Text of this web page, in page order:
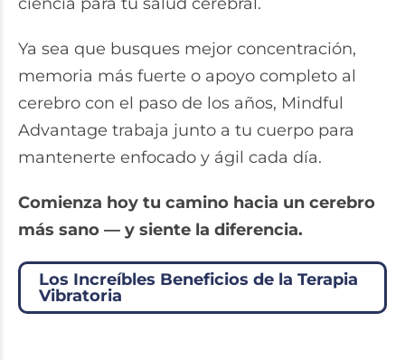
Ya sea que busques mejor concentración,
memoria más fuerte o apoyo completo al
cerebro con el paso de los años, Mindful
Advantage trabaja junto a tu cuerpo para
mantenerte enfocado y ágil cada día.
Comienza hoy tu camino hacia un cerebro
más sano — y siente la diferencia.
Los Increíbles Beneficios de la Terapia
Vibratoria